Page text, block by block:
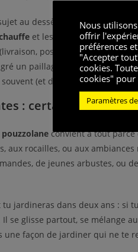
au dessèchement ?
et les sols pauvres ?
pose, compléments) ?
un paillage
inerte?
(et donc remuer la
: certaines vont
pouzzolane convient à tout parce
aux rocailles, ou aux
de jeunes arbustes, ou
jardineras dans deux ans : si
se glisse partout, se mélange
une façon de jardiner qui ne te
Nous
offrir
préférences
"Accepter
cookies.
cookies"
Paramètres